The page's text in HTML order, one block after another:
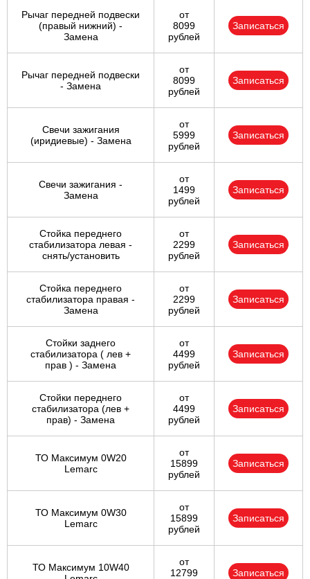
Рычаг передней подвески
(правый нижний) -
Замена
от
8099
рублей
Записаться
Рычаг передней подвески
- Замена
от
8099
рублей
Записаться
Свечи зажигания
(иридиевые) - Замена
от
5999
рублей
Записаться
Свечи зажигания -
Замена
от
1499
рублей
Записаться
Стойка переднего
стабилизатора левая -
снять/установить
от
2299
рублей
Записаться
Стойка переднего
стабилизатора правая -
Замена
от
2299
рублей
Записаться
Стойки заднего
стабилизатора ( лев +
прав ) - Замена
от
4499
рублей
Записаться
Стойки переднего
стабилизатора (лев +
прав) - Замена
от
4499
рублей
Записаться
ТО Максимум 0W20
Lemarc
от
15899
рублей
Записаться
ТО Максимум 0W30
Lemarc
от
15899
рублей
Записаться
ТО Максимум 10W40
от
12799
Записаться